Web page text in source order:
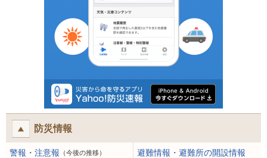
防災情報
警報・注意報 （今後の推移） 避難情報・避難所の開設情報